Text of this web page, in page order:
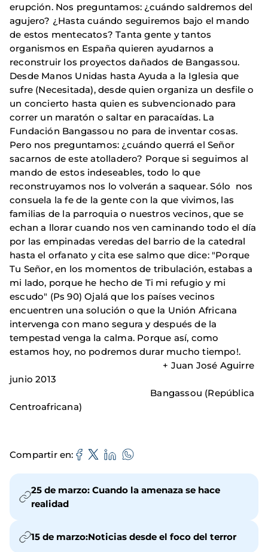
erupción. Nos preguntamos: ¿cuándo saldremos del
agujero? ¿Hasta cuándo seguiremos bajo el mando
de estos mentecatos? Tanta gente y tantos
organismos en España quieren ayudarnos a
reconstruir los proyectos dañados de Bangassou.
Desde Manos Unidas hasta Ayuda a la Iglesia que
sufre (Necesitada), desde quien organiza un desfile o
un concierto hasta quien es subvencionado para
correr un maratón o saltar en paracaídas. La
Fundación Bangassou no para de inventar cosas.
Pero nos preguntamos: ¿cuándo querrá el Señor
sacarnos de este atolladero? Porque si seguimos al
mando de estos indeseables, todo lo que
reconstruyamos nos lo volverán a saquear. Sólo nos
consuela la fe de la gente con la que vivimos, las
familias de la parroquia o nuestros vecinos, que se
echan a llorar cuando nos ven caminando todo el día
por las empinadas veredas del barrio de la catedral
hasta el orfanato y cita ese salmo que dice: "Porque
Tu Señor, en los momentos de tribulación, estabas a
mi lado, porque he hecho de Ti mi refugio y mi
escudo" (Ps 90) Ojalá que los países vecinos
encuentren una solución o que la Unión Africana
intervenga con mano segura y después de la
tempestad venga la calma. Porque así, como
estamos hoy, no podremos durar mucho tiempo!.
+ Juan José Aguirre
junio 2013
Bangassou (República
Centroafricana)
Compartir en
25 de marzo: Cuando la amenaza se hace
realidad
15 de marzo:Noticias desde el foco del terror